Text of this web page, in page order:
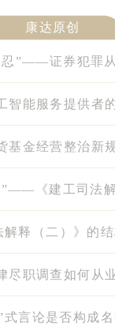
康达原创
忍”——证券犯罪
智能服务提供者
基金经营整治
”——《建工司法
解释（二）》的
尽职调查如何
式言论是否构成